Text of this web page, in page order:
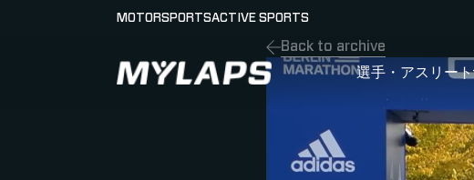
LOGO MYLAPS - JAPAN 選手・アスリート
MOTORSPORTSACTIVE SPORTS
Back to archive